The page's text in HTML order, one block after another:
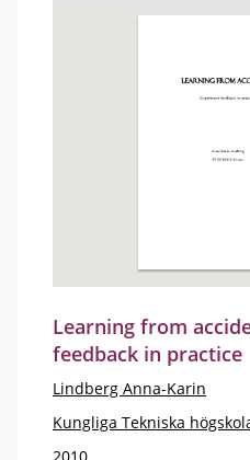
Learning from
feedback in practice
Lindberg Anna-Karin
Kungliga Tekniska